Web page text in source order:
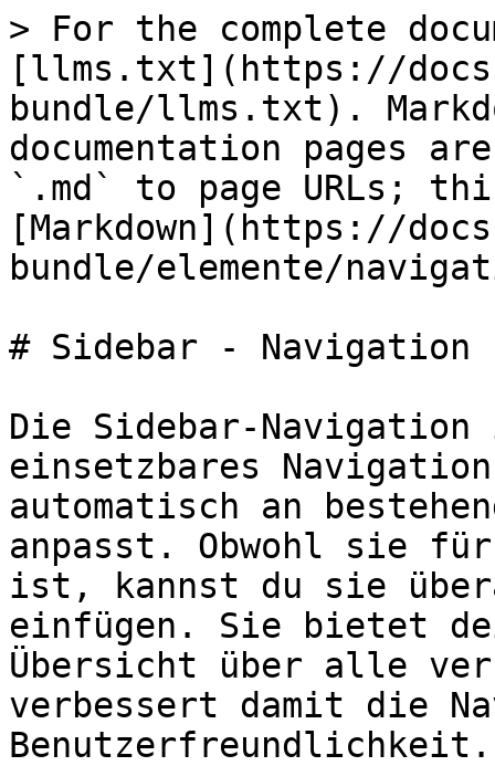
> For the complete
[llms.txt](https://
bundle/llms.txt).
documentation pages
`.md` to page URLs;
[Markdown](https://
bundle/elemente/
# Sidebar - Navigation
Die Sidebar-
einsetzbares
automatisch an
anpasst. Obwohl sie
ist, kannst du sie
einfügen. Sie bietet
Übersicht über alle
verbessert damit die
Benutzerfreundlichkeit.